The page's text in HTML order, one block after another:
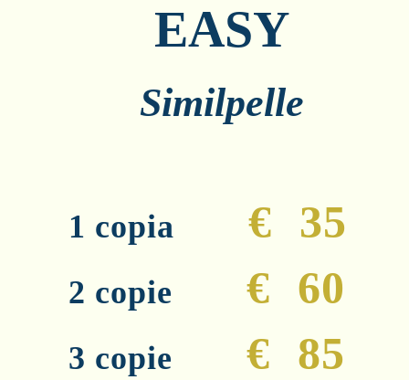
EASY
Similpelle
1 copia€ 35
2 copie€ 60
3 copie€ 85